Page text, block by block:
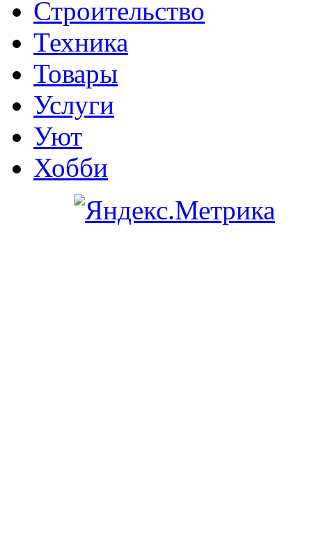
Строительство
Техника
Товары
Услуги
Уют
Хобби